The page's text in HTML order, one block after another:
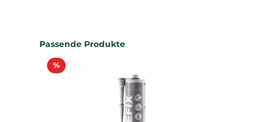
Produktgalerie überspringen
Passende Produkte
%Rabatt